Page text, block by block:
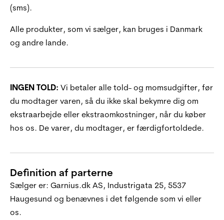
(sms).
Alle produkter, som vi sælger, kan bruges i Danmark
og andre lande.
INGEN TOLD: Vi betaler alle told- og momsudgifter, før
du modtager varen, så du ikke skal bekymre dig om
ekstraarbejde eller ekstraomkostninger, når du køber
hos os. De varer, du modtager, er færdigfortoldede.
Definition af parterne
Sælger er: Garnius.dk AS, Industrigata 25, 5537
Haugesund og benævnes i det følgende som vi eller
os.